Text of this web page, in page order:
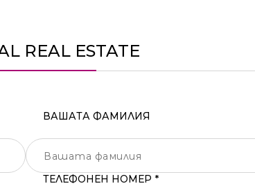
REAL ESTATE
ВАШАТА ФАМИЛИЯ
ТЕЛЕФОНЕН НОМЕР *